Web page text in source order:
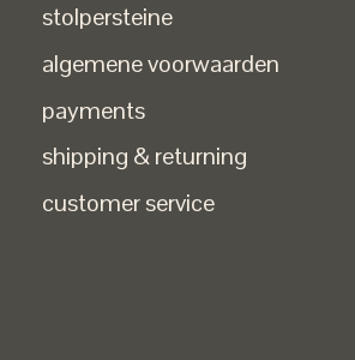
stolpersteine
algemene voorwaarden
payments
shipping & returning
customer service